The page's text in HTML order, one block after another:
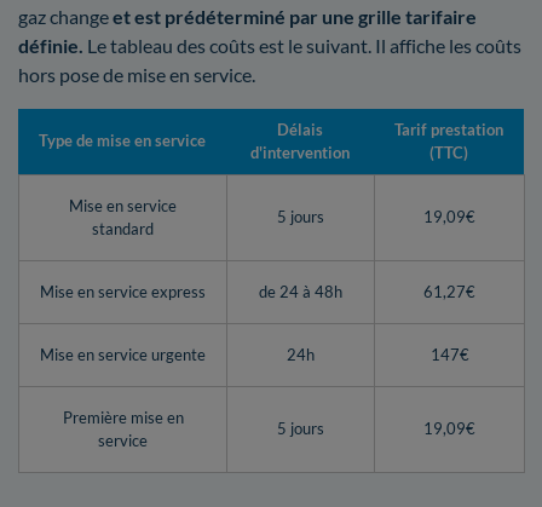
gaz changeet est prédéterminé par une grille tarifaire
définie. Le tableau des coûts est le suivant. Il affiche les coûts
hors pose de mise en service.
Type de mise en service
Délais
d'intervention
Tarif prestation
(TTC)
Mise en service
standard
5 jours 19,09€
Mise en service express de 24 à 48h 61,27€
Mise en service urgente 24h 147€
Première mise en
service
5 jours 19,09€